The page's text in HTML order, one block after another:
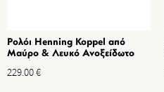
Ρολόι Henning Koppel από
Μαύρο & Λευκό Ανοξείδωτο
229.00€